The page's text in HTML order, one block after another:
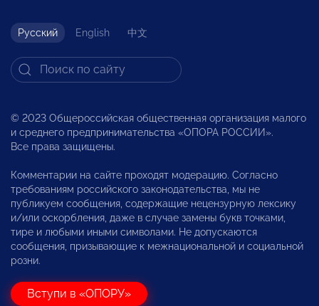
Русский English 中文
© 2023 Общероссийская общественная организация малого
и среднего предпринимательства «ОПОРА РОССИИ».
Все права защищены.
Комментарии на сайте проходят модерацию. Согласно
требованиям российского законодательства, мы не
публикуем сообщения, содержащие нецензурную лексику
и/или оскорбления, даже в случае замены букв точками,
тире и любыми иными символами. Не допускаются
сообщения, призывающие к межнациональной и социальной
розни.
Вступи в «ОПОРУ»